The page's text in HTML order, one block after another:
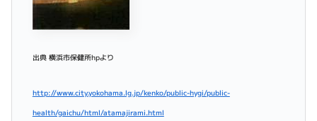
出典 横浜市保健所hpより
http://www.city.yokohama.lg.jp/kenko/public-hygi/public-
health/gaichu/html/atamajirami.html